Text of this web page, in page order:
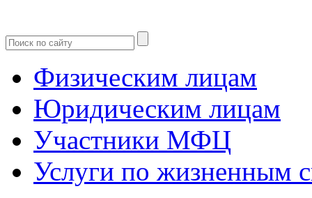
Физическим лицам
Юридическим лицам
Участники МФЦ
Услуги по жизненным